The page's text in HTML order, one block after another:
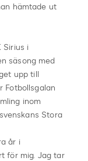
hämtade ut
Sirius i
säsong med
upp till
Fotbollsgalan
inom
Stora
år i
för mig. Jag tar